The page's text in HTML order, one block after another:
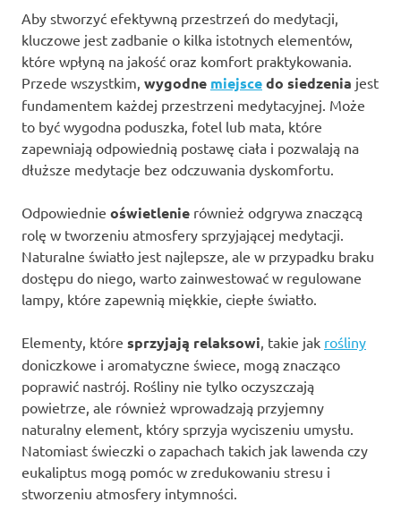
Aby stworzyć efektywną przestrzeń do medytacji,
kluczowe jest zadbanie o kilka istotnych elementów,
które wpłyną na jakość oraz komfort praktykowania.
Przede wszystkim, wygodne miejscedo siedzenia jest
fundamentem każdej przestrzeni medytacyjnej. Może
to być wygodna poduszka, fotel lub mata, które
zapewniają odpowiednią postawę ciała i pozwalają na
dłuższe medytacje bez odczuwania dyskomfortu.
Odpowiednie oświetlenie również odgrywa znaczącą
rolę w tworzeniu atmosfery sprzyjającej medytacji.
Naturalne światło jest najlepsze, ale w przypadku braku
dostępu do niego, warto zainwestować w regulowane
lampy, które zapewnią miękkie, ciepłe światło.
Elementy, które sprzyjają relaksowi , takie jak rośliny
doniczkowe i aromatyczne świece, mogą znacząco
poprawić nastrój. Rośliny nie tylko oczyszczają
powietrze, ale również wprowadzają przyjemny
naturalny element, który sprzyja wyciszeniu umysłu.
Natomiast świeczki o zapachach takich jak lawenda czy
eukaliptus mogą pomóc w zredukowaniu stresu i
stworzeniu atmosfery intymności.